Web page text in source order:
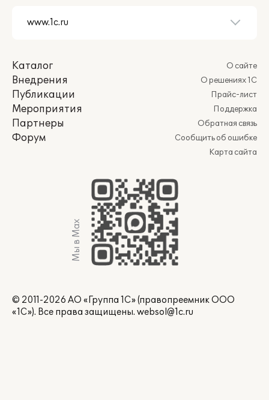
Каталог
Внедрения
Публикации
Мероприятия
Партнеры
Форум
О сайте
О решениях 1С
Прайс-лист
Поддержка
Обратная связь
Сообщить об ошибке
Карта сайта
Мы в Max
© 2011-2026 АО «Группа 1С» (правопреемник ООО
«1С»). Все права защищены. websol@1c.ru